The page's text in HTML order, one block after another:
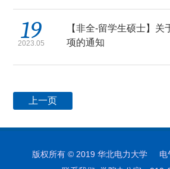
19
2023.05
【非全-留学生硕士】
项的通知
上一页
版权所有 © 2019 华北电力大学 电